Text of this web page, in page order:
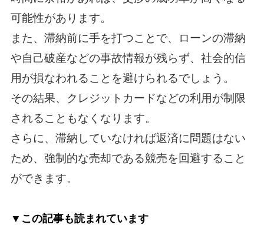
可能性があります。
また、滞納前に手を打つことで、ローンの滞納
や自己破産などの事故情報が残らず、社会的信
用が損なわれることを避けられるでしょう。
その結果、クレジットカードなどの利用が制限
されることもなくなります。
さらに、滞納していなければ返済に問題はない
ため、強制的な売却である競売を回避すること
ができます。
▼この記事も読まれています